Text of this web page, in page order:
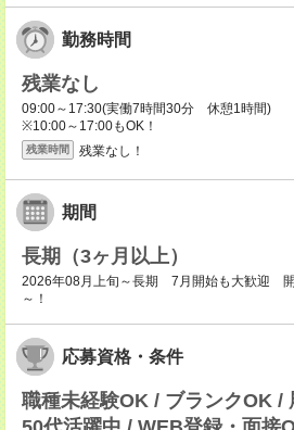
勤務時間
残業なし
09:00～17:30(実働7時間30分 休憩1時間)
※10:00～17:00もOK！
残業時間 残業なし！
期間
長期（3ヶ月以上）
2026年08月上旬～長期 7月開始も大歓迎
～！
応募資格・条件
職種未経験OK / ブランクOK /